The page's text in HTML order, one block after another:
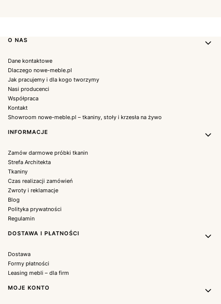
Linki w stopce
O NAS
Dane kontaktowe
Dlaczego nowe-meble.pl
Jak pracujemy i dla kogo tworzymy
Nasi producenci
Współpraca
Kontakt
Showroom nowe-meble.pl – tkaniny, stoły i krzesła na żywo
INFORMACJE
Zamów darmowe próbki tkanin
Strefa Architekta
Tkaniny
Czas realizacji zamówień
Zwroty i reklamacje
Blog
Polityka prywatności
Regulamin
DOSTAWA I PŁATNOŚCI
Dostawa
Formy płatności
Leasing mebli – dla firm
MOJE KONTO